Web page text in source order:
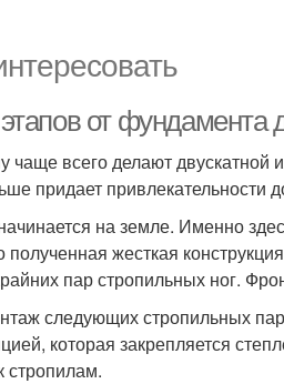
от фундамента
чаще всего делают
придает привлекательности
на земле. Именно
полученная жесткая
пар стропильных ног.
следующих стропильных
которая закрепляется
стропилам.